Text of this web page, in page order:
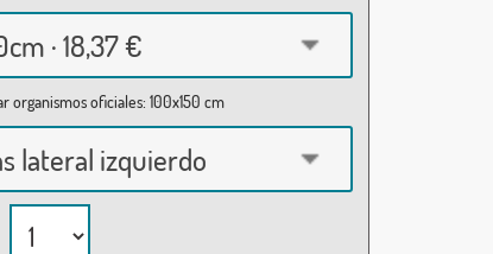
· 18,37 €
organismos oficiales: 100x150 cm
lateral izquierdo